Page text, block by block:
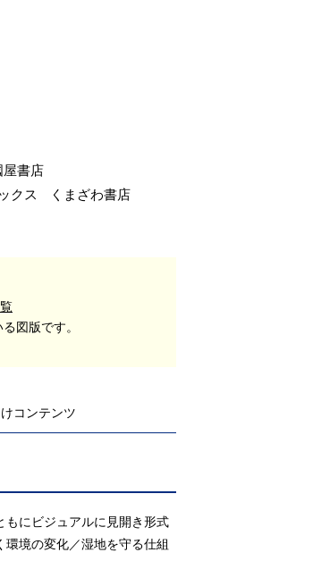
屋書店
クス くまざわ書店
図版です。
コンテンツ
もにビジュアルに見開き形式
境の変化／湿地を守る仕組